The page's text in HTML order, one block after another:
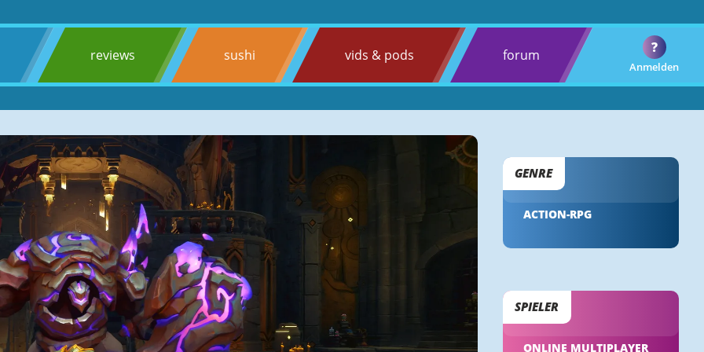
reviews sushi vids & pods forum
Anmelden
?
GENRE
ACTION-RPG
SPIELER
ONLINE MULTIPLAYER